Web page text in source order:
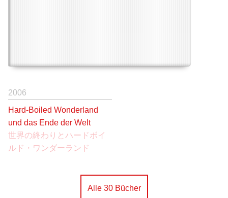
2006
Hard-Boiled Wonderland
und das Ende der Welt
世界の終わりとハードボイ
ルド・ワンダーランド
Alle 30 Bücher